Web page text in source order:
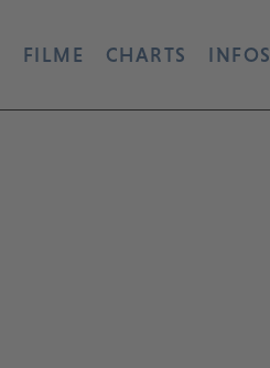
FILME CHARTS INFOS